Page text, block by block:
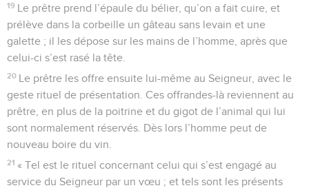
19 Le prêtre prend l’épaule du bélier, qu’on a fait cuire, et
prélève dans la corbeille un gâteau sans levain et une
galette ; il les dépose sur les mains de l’homme, après que
celui-ci s’est rasé la tête.
20 Le prêtre les offre ensuite lui-même au Seigneur, avec le
geste rituel de présentation. Ces offrandes-là reviennent au
prêtre, en plus de la poitrine et du gigot de l’animal qui lui
sont normalement réservés. Dès lors l’homme peut de
nouveau boire du vin.
21 « Tel est le rituel concernant celui qui s’est engagé au
service du Seigneur par un vœu ; et tels sont les présents